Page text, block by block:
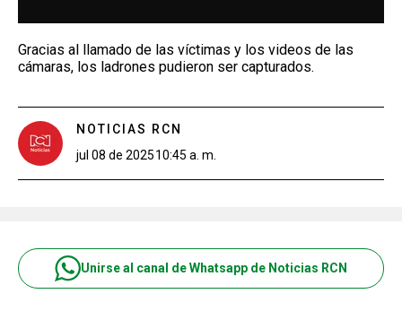
Gracias al llamado de las víctimas y los videos de las
cámaras, los ladrones pudieron ser capturados.
NOTICIAS RCN
jul 08 de 202510:45 a. m.
Unirse al canal de Whatsapp de Noticias RCN